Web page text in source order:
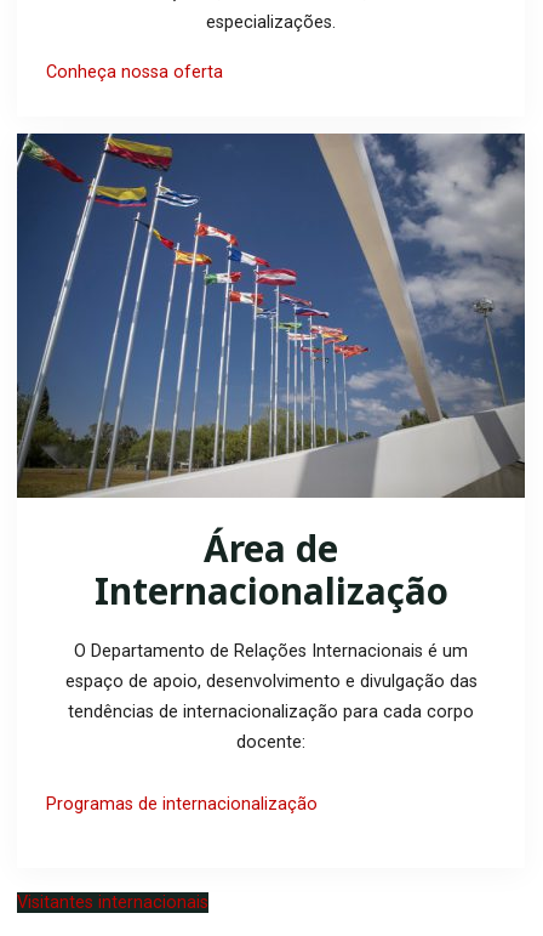
especializações.
Conheça nossa oferta
Área de
Internacionalização
O Departamento de Relações Internacionais é um
espaço de apoio, desenvolvimento e divulgação das
tendências de internacionalização para cada corpo
docente:
Programas de internacionalização
Visitantes internacionais